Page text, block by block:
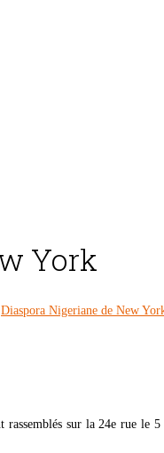
York
Diaspora Nigeriane de New
sur la 24e rue le